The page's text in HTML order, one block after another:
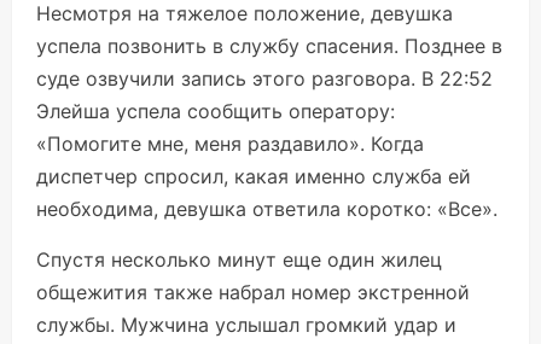
Несмотря на тяжелое положение, девушка
успела позвонить в службу спасения. Позднее в
суде озвучили запись этого разговора. В 22:52
Элейша успела сообщить оператору:
«Помогите мне, меня раздавило». Когда
диспетчер спросил, какая именно служба ей
необходима, девушка ответила коротко: «Все».
Спустя несколько минут еще один жилец
общежития также набрал номер экстренной
службы. Мужчина услышал громкий удар и